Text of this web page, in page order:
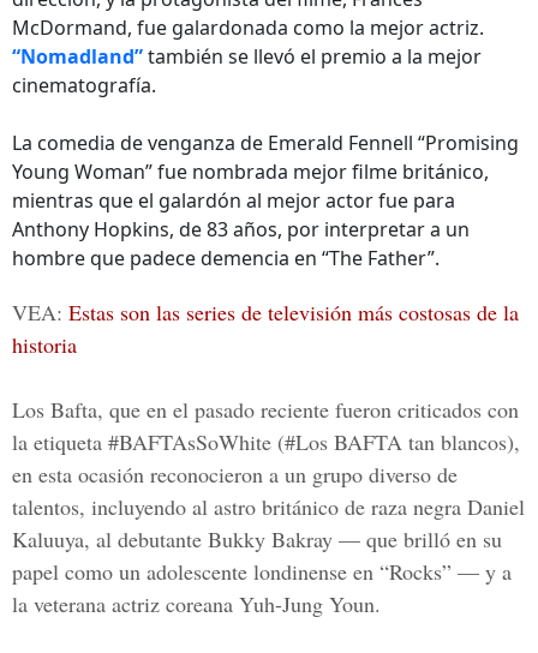
McDormand, fue galardonada como la mejor actriz.
“Nomadland”también se llevó el premio a la mejor
cinematografía.
La comedia de venganza de Emerald Fennell “Promising
Young Woman” fue nombrada mejor filme británico,
mientras que el galardón al mejor actor fue para
Anthony Hopkins, de 83 años, por interpretar a un
hombre que padece demencia en “The Father”.
VEA: Estas son las series de televisión más costosas de la
historia
Los Bafta, que en el pasado reciente fueron criticados con
la etiqueta #BAFTAsSoWhite (#Los BAFTA tan blancos),
en esta ocasión reconocieron a un grupo diverso de
talentos, incluyendo al astro británico de raza negra Daniel
Kaluuya, al debutante Bukky Bakray — que brilló en su
papel como un adolescente londinense en “Rocks” — y a
la veterana actriz coreana Yuh-Jung Youn.